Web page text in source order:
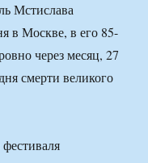
Мстислава
в Москве, в его 85-
через месяц, 27
смерти великого